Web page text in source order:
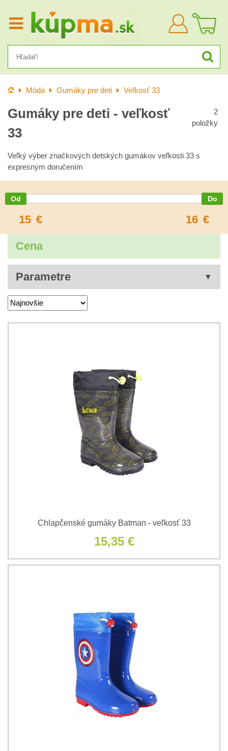
Prihlásiť
sa
Úvod Móda Gumáky pre deti Veľkosť 33
Gumáky pre deti - veľkosť
33
2
položky
Veľký výber značkových detských gumákov veľkosti 33 s
expresným doručením
15 € 16 €
Cena
Parametre
Chlapčenské gumáky Batman - veľkosť 33
15,35 €